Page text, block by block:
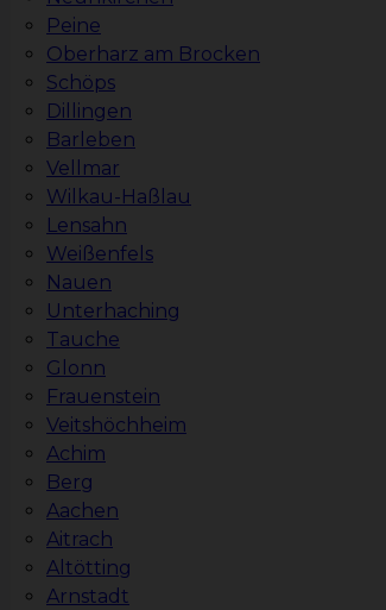
Peine
Oberharz am Brocken
Schöps
Dillingen
Barleben
Vellmar
Wilkau-Haßlau
Lensahn
Weißenfels
Nauen
Unterhaching
Tauche
Glonn
Frauenstein
Veitshöchheim
Achim
Berg
Aachen
Aitrach
Altötting
Arnstadt